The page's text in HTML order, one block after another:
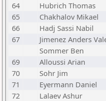
64
Hubrich Thomas
65
Chakhalov Mikael
66
Hadj Sassi Nabil
67
Jimenez Anders
Sommer Ben
69
Alloussi Arian
70
Sohr Jim
71
Eyermann Daniel
72
Lalaev Ashur